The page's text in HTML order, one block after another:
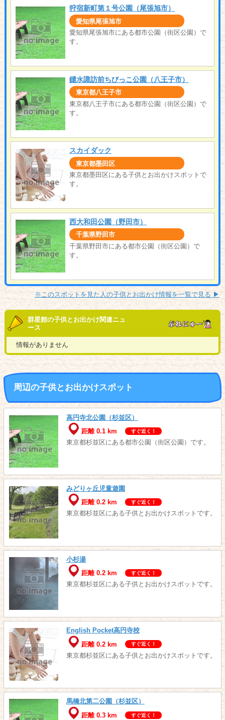
狩宿新町第１号公園（尾張旭市）
愛知県尾張旭市
愛知県尾張旭市にある都市公園（街区公園）で
す。
鑓水諏訪前ちびっこ公園（八王子市）
東京都八王子市
東京都八王子市にある都市公園（街区公園）で
す。
スカイダック
東京都墨田区
東京都墨田区にある子供とお出かけスポットで
す。
西大和田公園（野田市）
千葉県野田市
千葉県野田市にある都市公園（街区公園）で
す。
※このスポットを見た人の子供とお出かけ情報を一覧で見る ▶︎
群星館の子供とお出かけ関連ニュ
ース
情報がありません
周辺の子供とお出かけスポット
高円寺北公園（杉並区）
距離 0.1 km
すぐ近く！
東京都杉並区にある都市公園（街区公園）です。
みどりヶ丘児童遊園
距離 0.2 km
すぐ近く！
東京都杉並区にある子供とお出かけスポットです。
小杉湯
距離 0.2 km
すぐ近く！
東京都杉並区にある子供とお出かけスポットです。
English Pocket高円寺校
距離 0.2 km
すぐ近く！
東京都杉並区にある子供とお出かけスポットです。
馬橋北第二公園（杉並区）
距離 0.3 km
すぐ近く！